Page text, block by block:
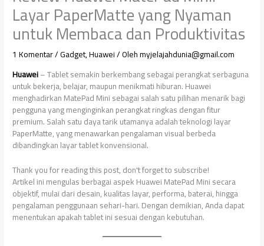
Layar PaperMatte yang Nyaman
untuk Membaca dan Produktivitas
1 Komentar/Gadget,Huawei/ Olehmyjelajahdunia@gmail.com
Huawei– Tablet semakin berkembang sebagai perangkat serbaguna
untuk bekerja, belajar, maupun menikmati hiburan. Huawei
menghadirkan MatePad Mini sebagai salah satu pilihan menarik bagi
pengguna yang menginginkan perangkat ringkas dengan fitur
premium. Salah satu daya tarik utamanya adalah teknologi layar
PaperMatte, yang menawarkan pengalaman visual berbeda
dibandingkan layar tablet konvensional.
Thank you for reading this post, don't forget to subscribe!
Artikel ini mengulas berbagai aspek Huawei MatePad Mini secara
objektif, mulai dari desain, kualitas layar, performa, baterai, hingga
pengalaman penggunaan sehari-hari. Dengan demikian, Anda dapat
menentukan apakah tablet ini sesuai dengan kebutuhan.